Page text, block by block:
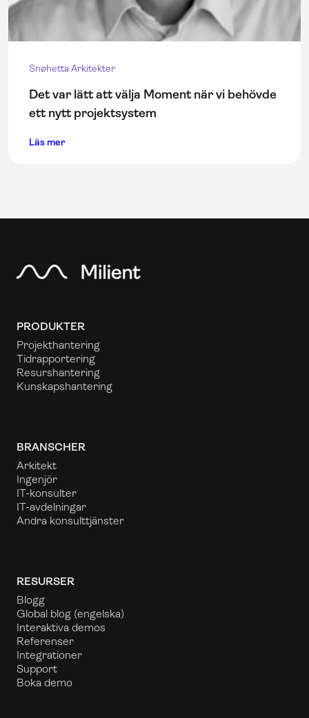
Snøhetta Arkitekter
Det var lätt att välja Moment när vi behövde
ett nytt projektsystem
Läs mer
PRODUKTER
Projekthantering
Tidrapportering
Resurshantering
Kunskapshantering
BRANSCHER
Arkitekt
Ingenjör
IT-konsulter
IT-avdelningar
Andra konsulttjänster
RESURSER
Blogg
Global blog (engelska)
Interaktiva demos
Referenser
Integrationer
Support
Boka demo